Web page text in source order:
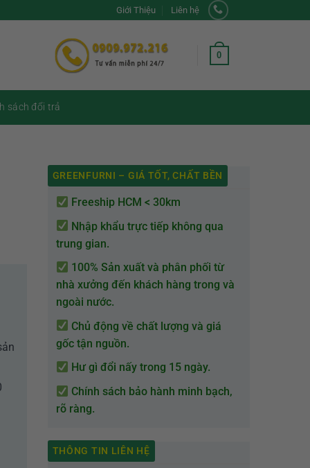
Giới Thiệu Liên hệ
0
sách đổi trả
GREENFURNI – GIÁ TỐT, CHẤT BỀN
Freeship HCM < 30km
Nhập khẩu trực tiếp không qua
trung gian.
100% Sản xuất và phân phối từ
nhà xưởng đến khách hàng trong và
ngoài nước.
Chủ động về chất lượng và giá
gốc tận nguồn.
Hư gì đổi nấy trong 15 ngày.
Chính sách bảo hành minh bạch,
rõ ràng.
THÔNG TIN LIÊN HỆ